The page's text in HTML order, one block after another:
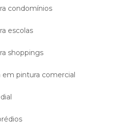
condomínios
escolas
shoppings
em pintura comercial